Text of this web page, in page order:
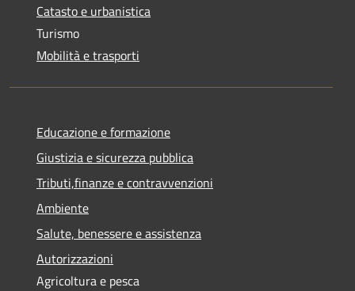
Catasto e urbanistica
Turismo
Mobilità e trasporti
Educazione e formazione
Giustizia e sicurezza pubblica
Tributi,finanze e contravvenzioni
Ambiente
Salute, benessere e assistenza
Autorizzazioni
Agricoltura e pesca